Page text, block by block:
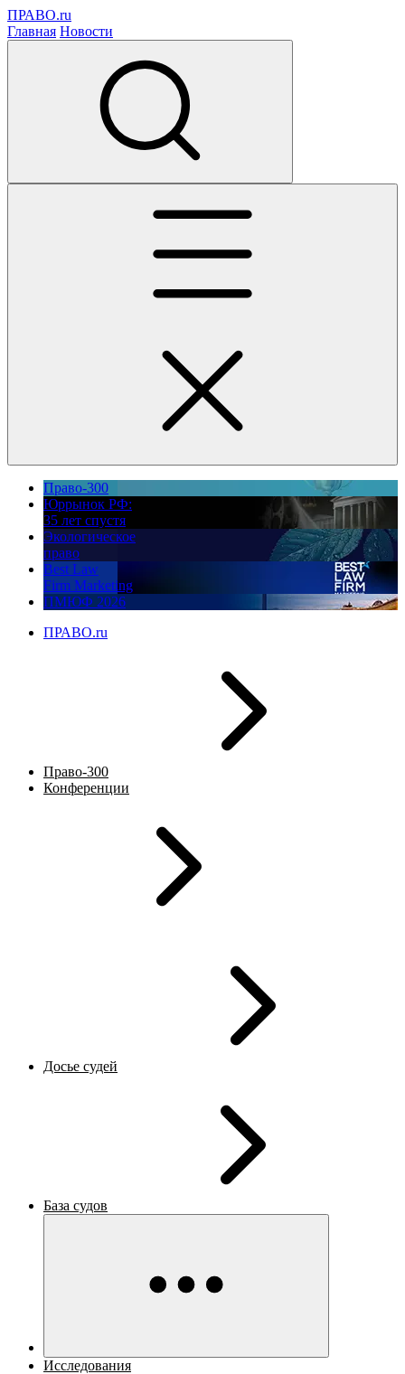
ПРАВО.ru
Главная Новости
Право-300
Юррынок РФ:
35 лет спустя
Экологическое
право
Best Law
Firm Marketing
ПМЮФ 2026
ПРАВО.ru
Право-300
Конференции
Досье судей
База судов
Исследования